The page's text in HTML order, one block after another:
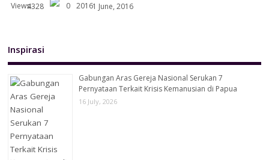
4328 0 1 June, 2016
Inspirasi
Gabungan Aras Gereja Nasional Serukan 7
Pernyataan Terkait Krisis Kemanusian di Papua
16 July, 2026